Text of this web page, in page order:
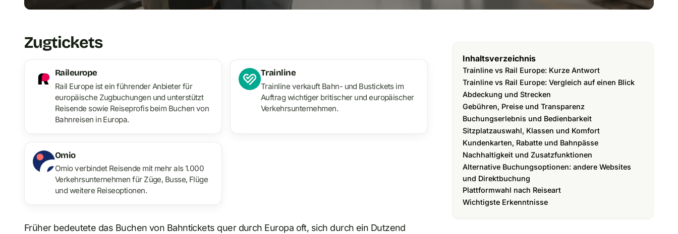
Zugtickets
Raileurope
Rail Europe ist ein führender Anbieter für
europäische Zugbuchungen und unterstützt
Reisende sowie Reiseprofis beim Buchen von
Bahnreisen in Europa.
Trainline
Trainline verkauft Bahn- und Bustickets im
Auftrag wichtiger britischer und europäischer
Verkehrsunternehmen.
Omio
Omio verbindet Reisende mit mehr als 1.000
Verkehrsunternehmen für Züge, Busse, Flüge
und weitere Reiseoptionen.
Früher bedeutete das Buchen von Bahntickets quer durch Europa oft, sich durch ein Dutzend
Inhaltsverzeichnis
Trainline vs Rail Europe: Kurze Antwort
Trainline vs Rail Europe: Vergleich auf einen Blick
Abdeckung und Strecken
Gebühren, Preise und Transparenz
Buchungserlebnis und Bedienbarkeit
Sitzplatzauswahl, Klassen und Komfort
Kundenkarten, Rabatte und Bahnpässe
Nachhaltigkeit und Zusatzfunktionen
Alternative Buchungsoptionen: andere Websites
und Direktbuchung
Plattformwahl nach Reiseart
Wichtigste Erkenntnisse